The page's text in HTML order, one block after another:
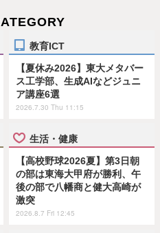
教育ICT
【夏休み2026】東大メタバー
ス工学部、生成AIなどジュニ
ア講座6選
2026.7.30 Thu 11:15
生活・健康
【高校野球2026夏】第3日朝
の部は東海大甲府が勝利、午
後の部で八幡商と健大高崎が
激突
2026.8.7 Fri 12:45